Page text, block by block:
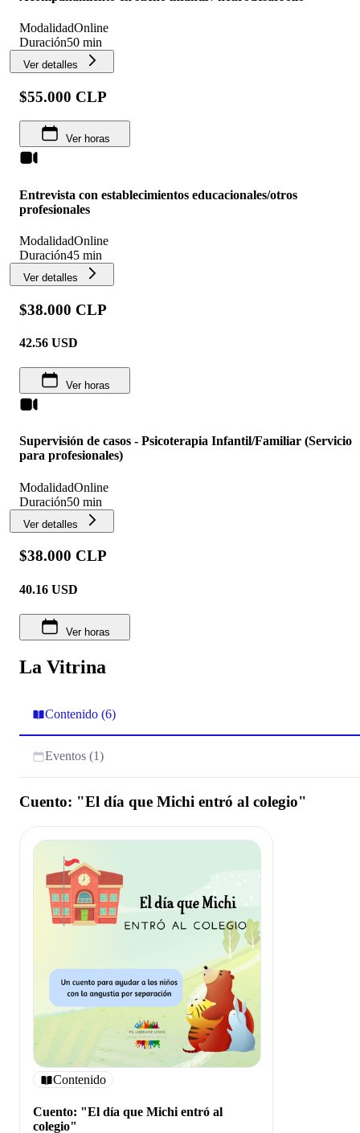
ModalidadOnline
Duración50 min
Ver detalles
$55.000 CLP
Ver horas
Entrevista con establecimientos educacionales/otros
profesionales
ModalidadOnline
Duración45 min
Ver detalles
$38.000 CLP
42.56 USD
Ver horas
Supervisión de casos - Psicoterapia Infantil/Familiar (Servicio
para profesionales)
ModalidadOnline
Duración50 min
Ver detalles
$38.000 CLP
40.16 USD
Ver horas
La Vitrina
Contenido (6)
Eventos (1)
Cuento: "El día que Michi entró al colegio"
Contenido
Cuento: "El día que Michi entró al
colegio"